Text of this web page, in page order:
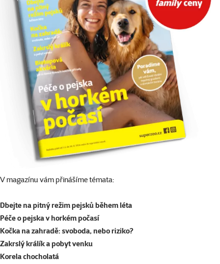
V magazínu vám přinášíme témata:
Dbejte na pitný režim pejsků během léta
Péče o pejska v horkém počasí
Kočka na zahradě: svoboda, nebo riziko?
Zakrslý králík a pobyt venku
Korela chocholatá